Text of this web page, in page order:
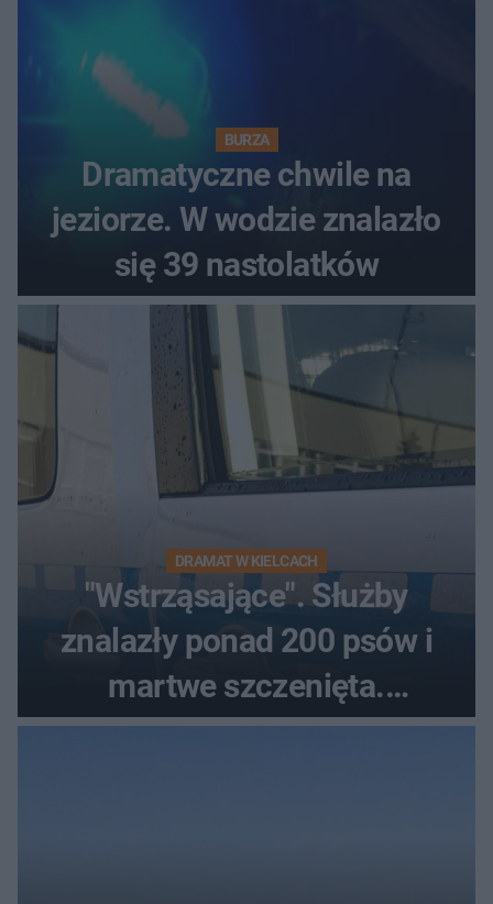
BURZA
Dramatyczne chwile na
jeziorze. W wodzie znalazło
się 39 nastolatków
DRAMAT W KIELCACH
"Wstrząsające". Służby
znalazły ponad 200 psów i
martwe szczenięta.
Zatrzymano 35-latka